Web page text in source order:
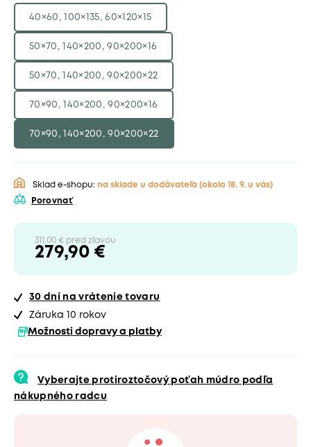
40×60, 100×135, 60×120×15
50×70, 140×200, 90×200×16
50×70, 140×200, 90×200×22
70×90, 140×200, 90×200×16
70×90, 140×200, 90×200×22
Sklad e-shopu: na sklade u dodávateľa (okolo 18. 9. u vás)
Porovnať
311,00 € pred zľavou
279,90 €
30 dní na vrátenie tovaru
Záruka 10 rokov
Možnosti dopravy a platby
Vyberajte protiroztočový poťah múdro podľa
nákupného radcu